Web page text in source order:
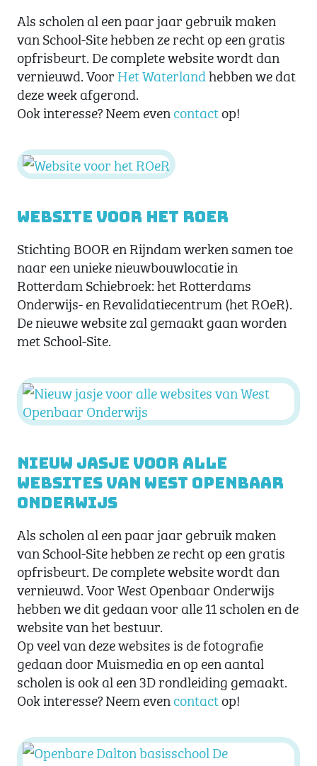
Als scholen al een paar jaar gebruik maken
van School-Site hebben ze recht op een gratis
opfrisbeurt. De complete website wordt dan
vernieuwd. VoorHet Waterlandhebben we dat
deze week afgerond.
Ook interesse? Neem evencontactop!
Website voor het ROeR
Stichting BOOR en Rijndam werken samen toe
naar een unieke nieuwbouwlocatie in
Rotterdam Schiebroek: het Rotterdams
Onderwijs- en Revalidatiecentrum (het ROeR).
De nieuwe website zal gemaakt gaan worden
met School-Site.
Nieuw jasje voor alle
websites van West Openbaar
Onderwijs
Als scholen al een paar jaar gebruik maken
van School-Site hebben ze recht op een gratis
opfrisbeurt. De complete website wordt dan
vernieuwd. Voor West Openbaar Onderwijs
hebben we dit gedaan voor alle 11 scholen en de
website van het bestuur.
Op veel van deze websites is de fotografie
gedaan door Muismedia en op een aantal
scholen is ook al een 3D rondleiding gemaakt.
Ook interesse? Neem evencontactop!